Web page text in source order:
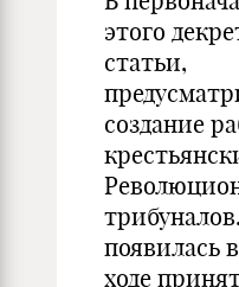
этого
статьи,
создание
появилась
ходе